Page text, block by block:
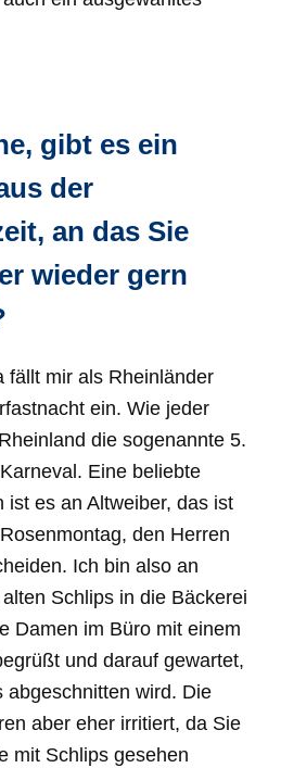
gibt es ein
der
an das Sie
wieder gern
fällt mir als Rheinländer
ein. Wie jeder
die sogenannte 5.
Eine beliebte
ist es an Altweiber, das ist
den Herren
Ich bin also an
Schlips in die Bäckerei
Damen im Büro mit einem
und darauf gewartet,
abgeschnitten wird. Die
aber eher irritiert, da Sie
mit Schlips gesehen